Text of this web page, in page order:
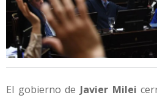
El gobierno de Javier Milei